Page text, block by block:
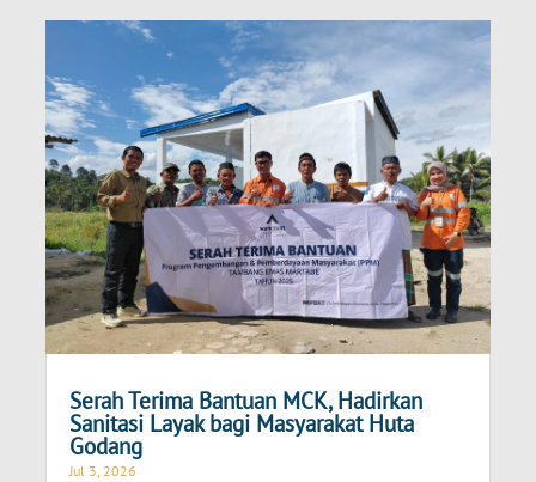
Serah Terima Bantuan MCK, Hadirkan
Sanitasi Layak bagi Masyarakat Huta
Godang
Jul 3, 2026